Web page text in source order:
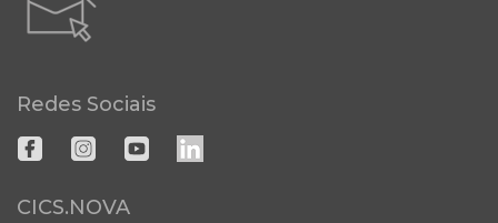
Redes Sociais
CICS.NOVA